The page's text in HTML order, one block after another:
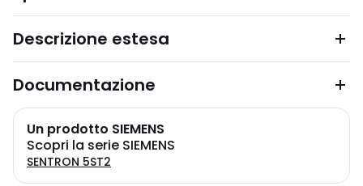
Descrizione estesa
Documentazione
Un prodotto SIEMENS
Scopri la serie SIEMENS
SENTRON 5ST2